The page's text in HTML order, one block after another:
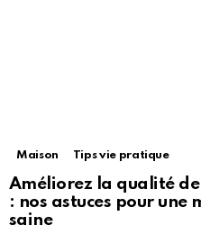
Maison Tips vie pratique
Améliorez la qualité de
: nos astuces pour une
saine